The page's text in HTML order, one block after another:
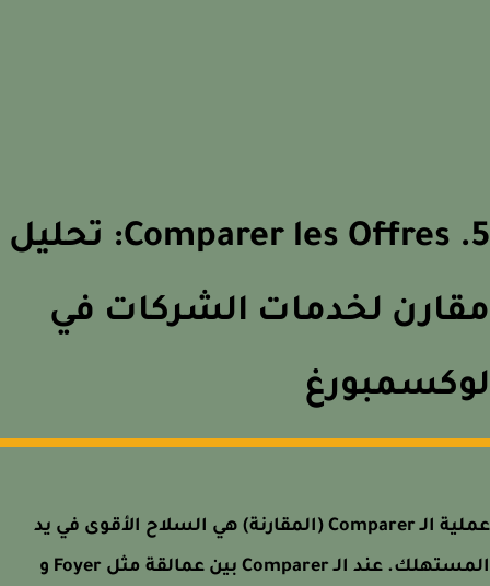
5. Comparer les Offres: تحليل
لخدمات الشركات في
عملية الـ Comparer (المقارنة) هي السلاح الأقوى في يد
المستهلك. عند الـ Comparer بين عمالقة مثل Foyer و